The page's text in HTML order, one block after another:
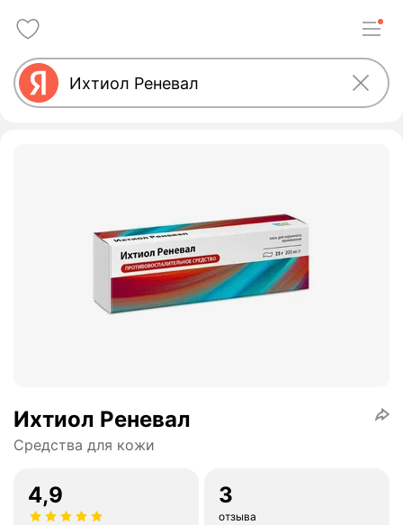
Ихтиол Реневал
Средства для кожи
4,9 3
отзыва